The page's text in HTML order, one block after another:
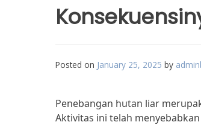
Posted on January 25, 2025 by
Penebangan hutan liar
Aktivitas ini telah